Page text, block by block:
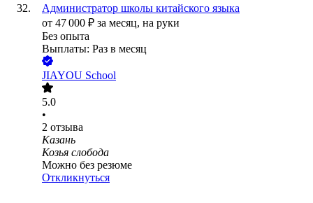
Администратор школы китайского языка
от 47 000 ₽ за месяц, на руки
Без опыта
Выплаты: Раз в месяц
JIAYOU School
5.0
•
2 отзыва
Казань
Козья слобода
Можно без резюме
Откликнуться